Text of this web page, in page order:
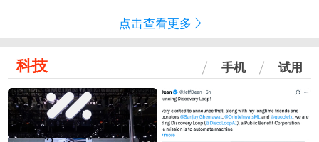
点击查看更多
科技 手机 试用